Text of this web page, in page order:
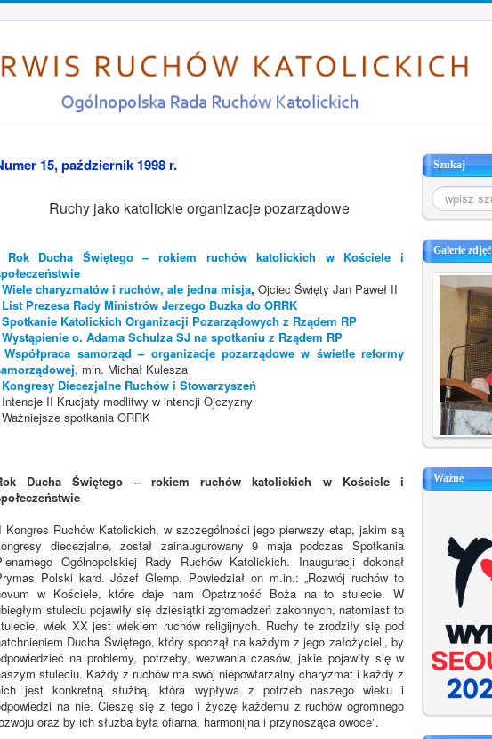
15, październik 1998 r.
Ruchy jako katolickie organizacje pozarządowe
Rok Ducha Świętego – rokiem ruchów katolickich w Kościele i
charyzmatów i ruchów, ale jedna misja, Ojciec Święty Jan Paweł II
Prezesa Rady Ministrów Jerzego Buzka do ORRK
Katolickich Organizacji Pozarządowych z Rządem RP
o. Adama Schulza SJ na spotkaniu z Rządem RP
samorząd – organizacje pozarządowe w świetle reformy
, min. Michał Kulesza
Diecezjalne Ruchów i Stowarzyszeń
II Krucjaty modlitwy w intencji Ojczyzny
spotkania ORRK
Ducha Świętego – rokiem ruchów katolickich w Kościele i
Kongres Ruchów Katolickich, w szczególności jego pierwszy etap, jakim są
diecezjalne, został zainaugurowany 9 maja podczas Spotkania
Ogólnopolskiej Rady Ruchów Katolickich. Inauguracji dokonał
Polski kard. Józef Glemp. Powiedział on m.in.: „Rozwój ruchów to
w Kościele, które daje nam Opatrzność Boża na to stulecie. W
stuleciu pojawiły się dziesiątki zgromadzeń zakonnych, natomiast to
wiek XX jest wiekiem ruchów religijnych. Ruchy te zrodziły się pod
Ducha Świętego, który spoczął na każdym z jego założycieli, by
na problemy, potrzeby, wezwania czasów, jakie pojawiły się w
stuleciu. Każdy z ruchów ma swój niepowtarzalny charyzmat i każdy z
jest konkretną służbą, która wypływa z potrzeb naszego wieku i
na nie. Cieszę się z tego i życzę każdemu z ruchów ogromnego
oraz by ich służba była ofiarna, harmonijna i przynosząca owoce”.
Szukaj
Szukaj...
Galerie zdjęć
Ważne